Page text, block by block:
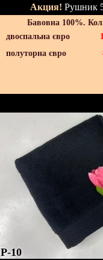
Акция! Рушник
Бавовна 100%.
двоспальна євро
полуторна євро
P-10